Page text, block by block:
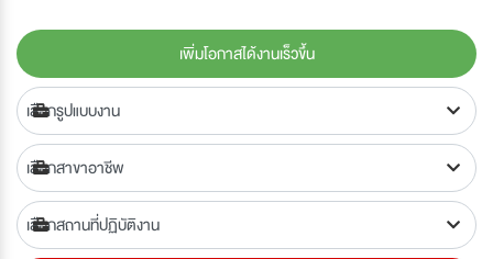
เพิ่มโอกาสได้งานเร็วขึ้น